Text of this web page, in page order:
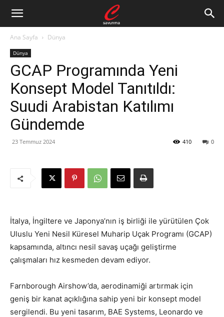
Ana Sayfa Dünya
Dünya
GCAP Programında Yeni
Konsept Model Tanıtıldı:
Suudi Arabistan Katılımı
Gündemde
23 Temmuz 2024 0
410
İtalya, İngiltere ve Japonya’nın iş birliği ile yürütülen Çok
Uluslu Yeni Nesil Küresel Muharip Uçak Programı (GCAP)
kapsamında, altıncı nesil savaş uçağı geliştirme
çalışmaları hız kesmeden devam ediyor.
Farnborough Airshow’da, aerodinamiği artırmak için
geniş bir kanat açıklığına sahip yeni bir konsept model
sergilendi. Bu yeni tasarım, BAE Systems, Leonardo ve